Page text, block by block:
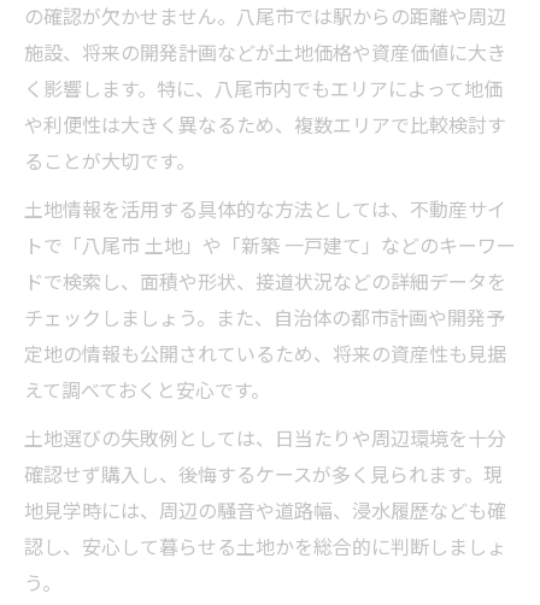
の確認が欠かせません。八尾市では駅からの距離や周辺
施設、将来の開発計画などが土地価格や資産価値に大き
く影響します。特に、八尾市内でもエリアによって地価
や利便性は大きく異なるため、複数エリアで比較検討す
ることが大切です。
土地情報を活用する具体的な方法としては、不動産サイ
トで「八尾市 土地」や「新築 一戸建て」などのキーワー
ドで検索し、面積や形状、接道状況などの詳細データを
チェックしましょう。また、自治体の都市計画や開発予
定地の情報も公開されているため、将来の資産性も見据
えて調べておくと安心です。
土地選びの失敗例としては、日当たりや周辺環境を十分
確認せず購入し、後悔するケースが多く見られます。現
地見学時には、周辺の騒音や道路幅、浸水履歴なども確
認し、安心して暮らせる土地かを総合的に判断しましょ
う。